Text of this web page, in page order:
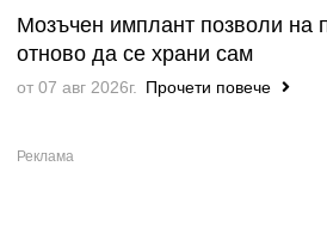
Мозъчен имплант позволи на
отново да се храни сам
от 07 авг 2026г. Прочети повече